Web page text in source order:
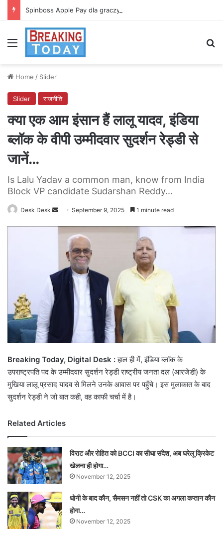
Spinboss Apple Pay dla graczy na iPhone
Menu
Home / Slider
Slider राजनीति
क्या एक आम इंसान हैं लालू यादव, इंडिया
ब्लॉक के वीपी उम्मीदवार सुदर्शन रेड्डी से
जानें…
Is Lalu Yadav a common man, know from India
Block VP candidate Sudarshan Reddy...
Desk Desk
Send
email
September 9, 2025 1 minute read
Breaking Today, Digital Desk :हाल ही में, इंडिया ब्लॉक के
उपराष्ट्रपति पद के उम्मीदवार सुदर्शन रेड्डी राष्ट्रीय जनता दल (आरजेडी) के
मुखिया लालू प्रसाद यादव से मिलने उनके आवास पर पहुँचे। इस मुलाकात के बाद
सुदर्शन रेड्डी ने जो बात कही, वह काफी चर्चा में है।
Related Articles
विराट और रोहित को BCCI का सीधा संदेश, अब घरेलू क्रिकेट
खेलना ही होगा…
November 12, 2025
धोनी के बाद कौन, सैमसन नहीं तो CSK का अगला कप्तान कौन
होगा…
November 12, 2025